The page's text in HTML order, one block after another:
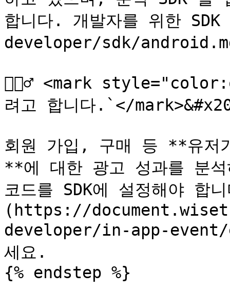
합니다. 개발자를 위한
developer/sdk/
🙋🏻‍♂️ <mark
려고 합니다.`</
회원 가입, 구매 등 **유저
**에 대한 광고 성과를 분
코드를 SDK에 설정해야
(https://
developer/in-app-
세요.
{% endstep %}